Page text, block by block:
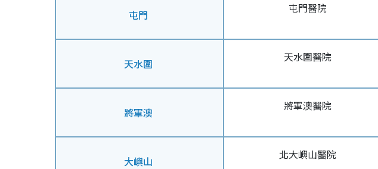
屯門 屯門醫院
天水圍 天水圍醫院
將軍澳 將軍澳醫院
大嶼山 北大嶼山醫院